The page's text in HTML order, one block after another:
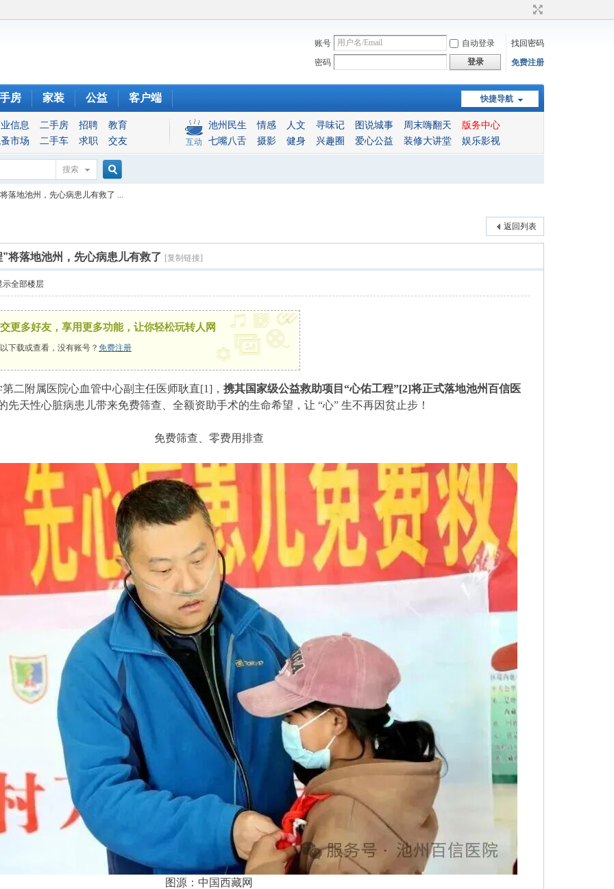
账号 自动登录
找回密码
密码
登录 免费注册
快捷导航
房 家装 公益 客户端
信息 二手房 招聘
教育
市场
二手车 求职 交友 互动
池州民生 情感 人文 寻味记 图说城事 周末嗨翻天
版务中心
七嘴八舌
摄影 健身 兴趣圈 爱心公益 装修大讲堂 娱乐影视
搜索
搜
落地池州，先心病患儿有救了 ...
返回列表
将落地池州，先心病患儿有救了 [复制链接]
示全部楼层
更多好友，享用更多功能，让你轻松玩转人网
下载或查看，没有账号？ 免费注册
x
二附属医院心血管中心副主任医师耿直[1]， 携其国家级公益救助项目“心佑工程”[2]将正式落地池州百信医
先天性心脏病患儿带来免费筛查、全额资助手术的生命希望，让 “心” 生不再因贫止步！
免费筛查、零费用排查
图源：中国西藏网